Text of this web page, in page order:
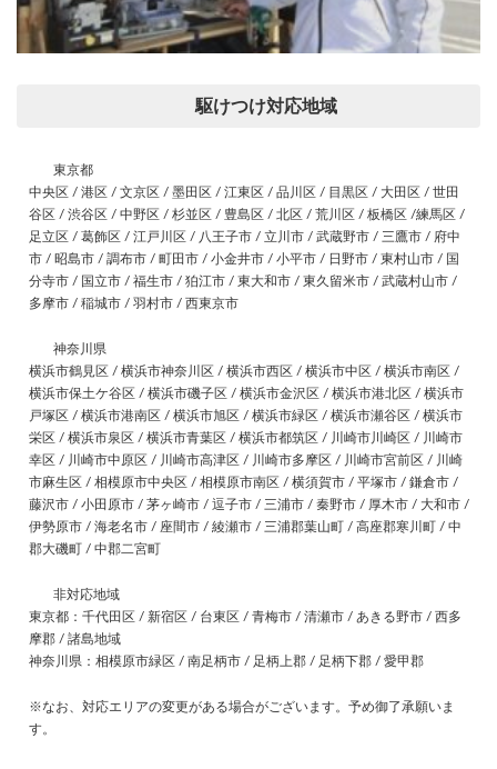
駆けつけ対応地域
東京都
中央区 / 港区 / 文京区 / 墨田区 / 江東区 / 品川区 / 目黒区 / 大田区 / 世田
谷区 / 渋谷区 / 中野区 / 杉並区 / 豊島区 / 北区 / 荒川区 / 板橋区 /練馬区 /
足立区 / 葛飾区 / 江戸川区 / 八王子市 / 立川市 / 武蔵野市 / 三鷹市 / 府中
市 / 昭島市 / 調布市 / 町田市 / 小金井市 / 小平市 / 日野市 / 東村山市 / 国
分寺市 / 国立市 / 福生市 / 狛江市 / 東大和市 / 東久留米市 / 武蔵村山市 /
多摩市 / 稲城市 / 羽村市 / 西東京市
神奈川県
横浜市鶴見区 / 横浜市神奈川区 / 横浜市西区 / 横浜市中区 / 横浜市南区 /
横浜市保土ケ谷区 / 横浜市磯子区 / 横浜市金沢区 / 横浜市港北区 / 横浜市
戸塚区 / 横浜市港南区 / 横浜市旭区 / 横浜市緑区 / 横浜市瀬谷区 / 横浜市
栄区 / 横浜市泉区 / 横浜市青葉区 / 横浜市都筑区 / 川崎市川崎区 / 川崎市
幸区 / 川崎市中原区 / 川崎市高津区 / 川崎市多摩区 / 川崎市宮前区 / 川崎
市麻生区 / 相模原市中央区 / 相模原市南区 / 横須賀市 / 平塚市 / 鎌倉市 /
藤沢市 / 小田原市 / 茅ヶ崎市 / 逗子市 / 三浦市 / 秦野市 / 厚木市 / 大和市 /
伊勢原市 / 海老名市 / 座間市 / 綾瀬市 / 三浦郡葉山町 / 高座郡寒川町 / 中
郡大磯町 / 中郡二宮町
非対応地域
東京都：千代田区 / 新宿区 / 台東区 / 青梅市 / 清瀬市 / あきる野市 / 西多
摩郡 / 諸島地域
神奈川県：相模原市緑区 / 南足柄市 / 足柄上郡 / 足柄下郡 / 愛甲郡
※なお、対応エリアの変更がある場合がございます。予め御了承願いま
す。